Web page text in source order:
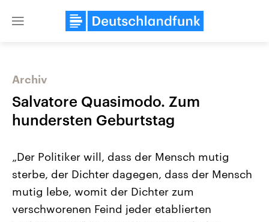
Close
Landtagswahl Sachsen-Anhalt
USA
Archiv
Salvatore Quasimodo. Zum
hundersten Geburtstag
„Der Politiker will, dass der Mensch mutig
sterbe, der Dichter dagegen, dass der Mensch
mutig lebe, womit der Dichter zum
verschworenen Feind jeder etablierten